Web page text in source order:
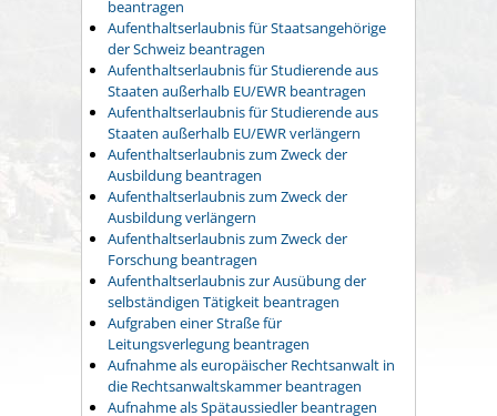
beantragen
Aufenthaltserlaubnis für Staatsangehörige
der Schweiz beantragen
Aufenthaltserlaubnis für Studierende aus
Staaten außerhalb EU/EWR beantragen
Aufenthaltserlaubnis für Studierende aus
Staaten außerhalb EU/EWR verlängern
Aufenthaltserlaubnis zum Zweck der
Ausbildung beantragen
Aufenthaltserlaubnis zum Zweck der
Ausbildung verlängern
Aufenthaltserlaubnis zum Zweck der
Forschung beantragen
Aufenthaltserlaubnis zur Ausübung der
selbständigen Tätigkeit beantragen
Aufgraben einer Straße für
Leitungsverlegung beantragen
Aufnahme als europäischer Rechtsanwalt in
die Rechtsanwaltskammer beantragen
Aufnahme als Spätaussiedler beantragen